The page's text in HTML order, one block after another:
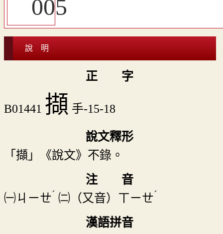
說 明
正 字
B01441 擷 手-15-18
說文釋形
「擷」《說文》不錄。
注 音
㈠ㄐㄧㄝˊ ㈡（又音） ㄒㄧㄝˊ
漢語拼音